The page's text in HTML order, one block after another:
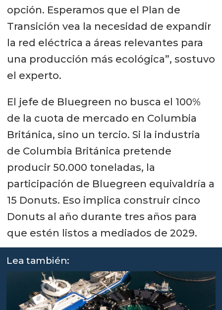
opción. Esperamos que el Plan de
Transición vea la necesidad de expandir
la red eléctrica a áreas relevantes para
una producción más ecológica”, sostuvo
el experto.
El jefe de Bluegreen no busca el 100%
de la cuota de mercado en Columbia
Británica, sino un tercio. Si la industria
de Columbia Británica pretende
producir 50.000 toneladas, la
participación de Bluegreen equivaldría a
15 Donuts. Eso implica construir cinco
Donuts al año durante tres años para
que estén listos a mediados de 2029.
Lea también: